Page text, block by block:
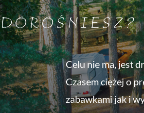
DOROŚNIESZ?
Celu nie ma, jest
Czasem ciężej o
zabawkami jak i